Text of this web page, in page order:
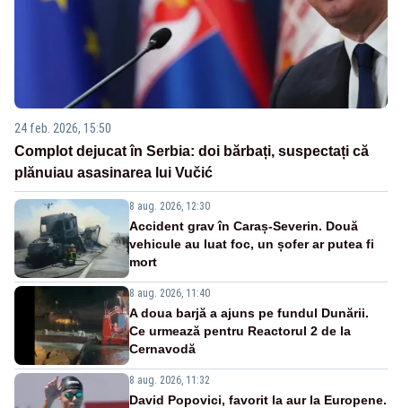
24 feb. 2026, 15:50
Complot dejucat în Serbia: doi bărbați, suspectați că
plănuiau asasinarea lui Vučić
8 aug. 2026, 12:30
Accident grav în Caraș-Severin. Două
vehicule au luat foc, un șofer ar putea fi
mort
8 aug. 2026, 11:40
A doua barjă a ajuns pe fundul Dunării.
Ce urmează pentru Reactorul 2 de la
Cernavodă
8 aug. 2026, 11:32
David Popovici, favorit la aur la Europene.